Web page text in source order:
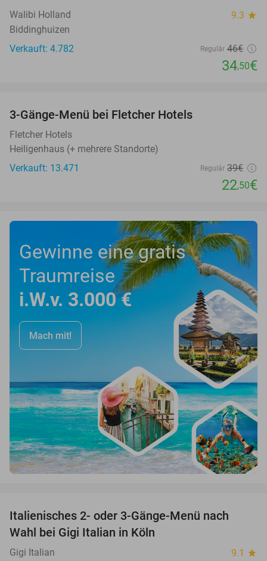
Walibi Holland 9.3 star
Biddinghuizen
Verkauft: 4.782
Regulär 46€
34,50€
3-Gänge-Menü bei Fletcher Hotels
Fletcher Hotels
Heiligenhaus (+ mehrere Standorte)
Verkauft: 13.471
Regulär 39€
22,50€
Gewinne eine gratis
Traumreise
i.W.v. 3.000 €
Mach mit!
Italienisches 2- oder 3-Gänge-Menü nach
Wahl bei Gigi Italian in Köln
Gigi Italian 9.1 star